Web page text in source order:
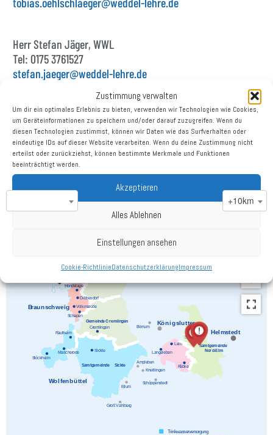
Zustimmung verwalten
Um dir ein optimales Erlebnis zu bieten, verwenden wir Technologien wie Cookies,
um Geräteinformationen zu speichern und/oder darauf zuzugreifen. Wenn du
diesen Technologien zustimmst, können wir Daten wie das Surfverhalten oder
eindeutige IDs auf dieser Website verarbeiten. Wenn du deine Zustimmung nicht
erteilst oder zurückziehst, können bestimmte Merkmale und Funktionen
beeinträchtigt werden.
Akzeptieren
Alles Ablehnen
Einstellungen ansehen
Cookie-RichtlinieDatenschutzerklärungImpressum
Herr Stefan Jäger, WWL
Tel: 0175 3761527
stefan.jaeger@weddel-lehre.de
Herr Sven Heine, WWL
Tel: 05306 9139-173
sven.heine@weddel-lehre.de
SEARCH BY ADDRESS
+10km
Braunschweig
Helmstedt
Wolfenbüttel
H eiligendorf
evenrode
Dibbesdorf
Volkmarode
Schapen
Cremlingen
Sickte
Rautheim
Mascherode
Stöckheim
Süpplingen
Räbke
Lelm
Langeleben
Gemeinde Cremlingen
Samtgemeinde Sickte
Samtgemeinde
Nord-Elm
Königslutter
Bornum
Jelpke
Hondelage
Groß Vahlberg
Eilum
Schöppenstedt
Kneitlingen
Ampleben
Trinkwasserversorgung